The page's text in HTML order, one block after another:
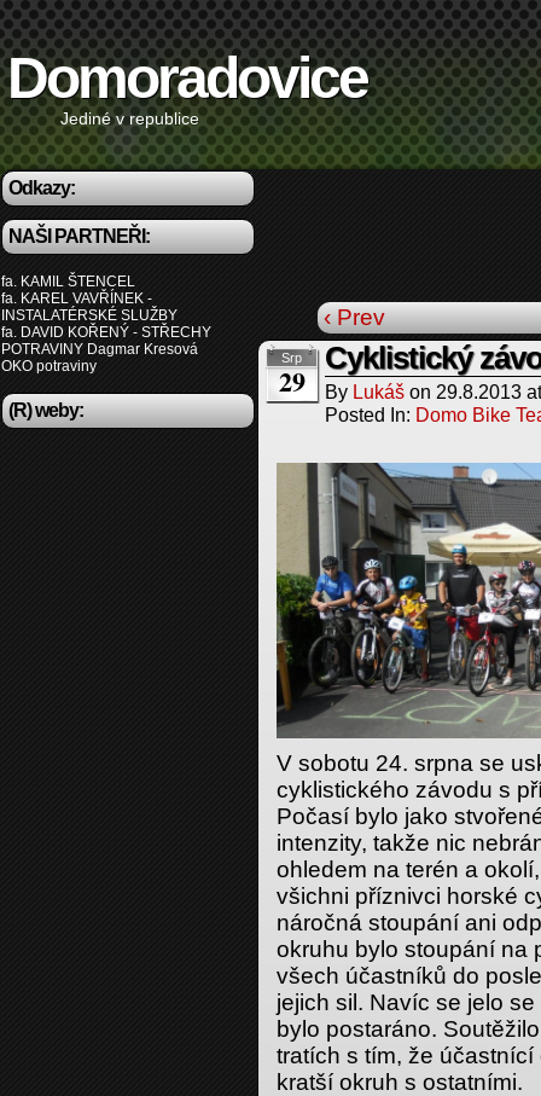
Domoradovice
Jediné v republice
Odkazy:
NAŠI PARTNEŘI:
fa. KAMIL ŠTENCEL
fa. KAREL VAVŘÍNEK -
INSTALATÉRSKÉ SLUŽBY
fa. DAVID KOŘENÝ - STŘECHY
POTRAVINY Dagmar Kresová
OKO potraviny
(R) weby:
‹ Prev
Srp
29
Cyklistický
By Lukáš on 29.8.2013
Posted In: Domo Bike
V sobotu 24. srpna se
cyklistického závodu s
Počasí bylo jako
intenzity, takže nic
ohledem na terén a
všichni příznivci horské
náročná stoupání ani
okruhu bylo stoupání na
všech účastníků do
jejich sil. Navíc se jelo
bylo postaráno.
tratích s tím, že
kratší okruh s ostatními.